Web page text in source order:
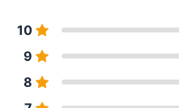
10
9
8